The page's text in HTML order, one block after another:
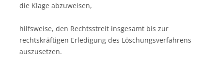
die Klage abzuweisen,
hilfsweise, den Rechtsstreit insgesamt bis zur
rechtskräftigen Erledigung des Löschungsverfahrens
auszusetzen.